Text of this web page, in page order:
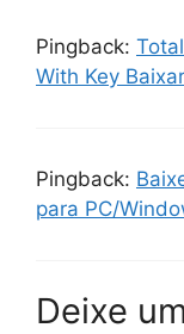
Pingback:
With Key
Pingback:
para PC/
Deixe